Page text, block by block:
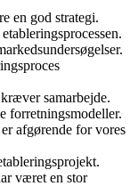
en god strategi.
samarbejde.
forretningsmodeller.
afgørende for vores
været en stor